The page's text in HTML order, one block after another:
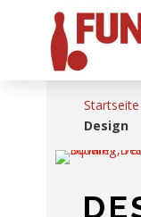
Startseite
Design